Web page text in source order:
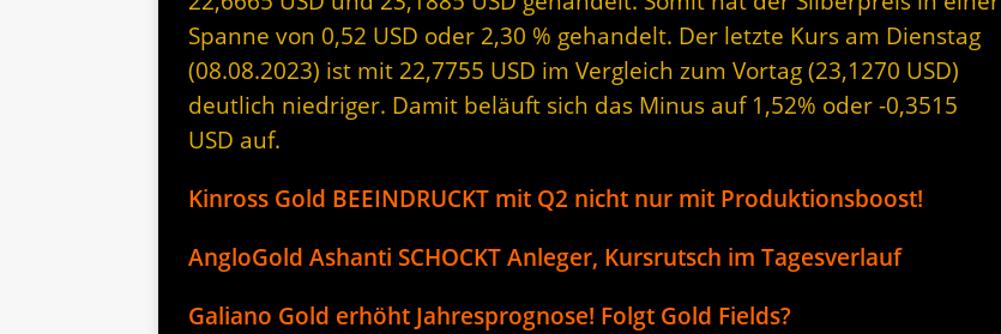
Spanne von 0,52 USD oder 2,30 % gehandelt. Der letzte Kurs am Dienstag
(08.08.2023) ist mit 22,7755 USD im Vergleich zum Vortag (23,1270 USD)
deutlich niedriger. Damit beläuft sich das Minus auf 1,52% oder -0,3515
USD auf.
Kinross Gold BEEINDRUCKT mit Q2 nicht nur mit Produktionsboost!
AngloGold Ashanti SCHOCKT Anleger, Kursrutsch im Tagesverlauf
Galiano Gold erhöht Jahresprognose! Folgt Gold Fields?